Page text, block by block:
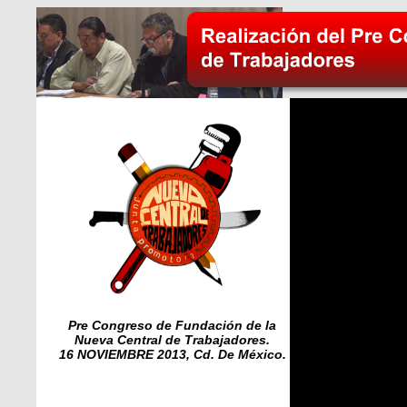
Pre Congreso de Fundación de la
Nueva Central de Trabajadores.
16 NOVIEMBRE 2013, Cd. De México.